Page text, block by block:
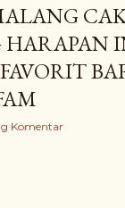
HARAPAN
Komentar